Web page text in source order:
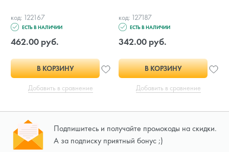
код: 122167
ЕСТЬ В НАЛИЧИИ
462.00 руб.
В КОРЗИНУ
Добавить в сравнение
код: 127187
ЕСТЬ В НАЛИЧИИ
342.00 руб.
В КОРЗИНУ
Добавить в сравнение
Подпишитесь и получайте промокоды на скидки.
А за подписку приятный бонус ;)